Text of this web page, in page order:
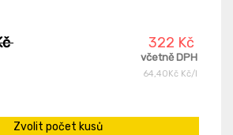
322 Kč
včetně DPH
64,40Kč Kč/l
Zvolit počet kusů